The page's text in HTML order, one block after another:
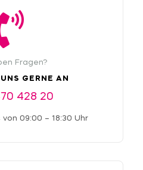
Fragen?
GERNE AN
428 20
09:00 – 18:30 Uhr